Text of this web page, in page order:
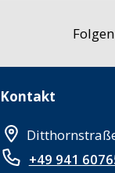
Kontakt
+49 941